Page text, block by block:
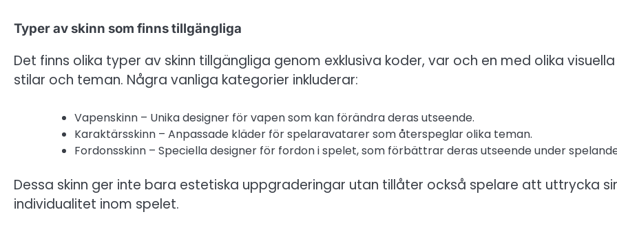
Typer av skinn som finns tillgängliga
Det finns olika typer av skinn tillgängliga genom exklusiva koder, var och en med olika visuella
stilar och teman. Några vanliga kategorier inkluderar:
Vapenskinn – Unika designer för vapen som kan förändra deras utseende.
Karaktärsskinn – Anpassade kläder för spelaravatarer som återspeglar olika teman.
Fordonsskinn – Speciella designer för fordon i spelet, som förbättrar deras utseende under
Dessa skinn ger inte bara estetiska uppgraderingar utan tillåter också spelare att uttrycka
individualitet inom spelet.